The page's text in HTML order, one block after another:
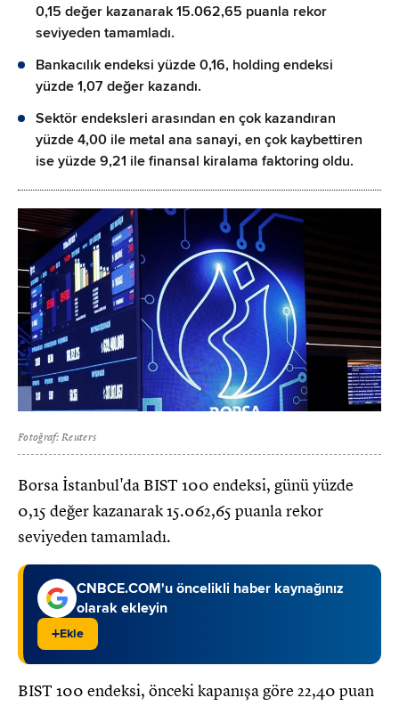
0,15 değer kazanarak 15.062,65 puanla rekor
seviyeden tamamladı.
Bankacılık endeksi yüzde 0,16, holding endeksi
yüzde 1,07 değer kazandı.
Sektör endeksleri arasından en çok kazandıran
yüzde 4,00 ile metal ana sanayi, en çok kaybettiren
ise yüzde 9,21 ile finansal kiralama faktoring oldu.
Fotoğraf: Reuters
Borsa İstanbul'da BIST 100 endeksi, günü yüzde
0,15 değer kazanarak 15.062,65 puanla rekor
seviyeden tamamladı.
CNBCE.COM'u öncelikli haber kaynağınız
olarak ekleyin
+Ekle
BIST 100 endeksi, önceki kapanışa göre 22,40 puan